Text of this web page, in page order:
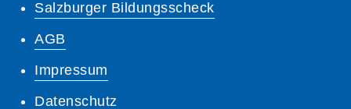
Salzburger Bildungsscheck
AGB
Impressum
Datenschutz